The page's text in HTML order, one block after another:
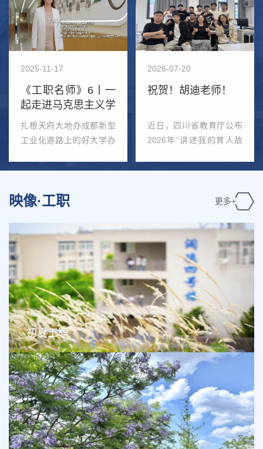
2025-11-17
《工职名师》6丨一
起走进马克思主义学
院！
扎根天府大地办成都新型
工业化道路上的好大学办
都工业职业...
2026-07-20
祝贺！胡迪老师！
近日，四川省教育厅公布
2026年“讲述我的育人故
单，我校信...
2026-05-18
她是国奖获得者杨寓
淋！
繁星似海却在明暗闪烁间
转眸即逝岁月无情只留下
复青春一闪...
2026-06-15
祝贺！全省二等奖！
一面五星红旗一身飒爽戎
装一份矢志坚守近日第八
会操比武在...
2026-05-07
工职人物丨三年“快
进”，他从专科生“逆
袭”成研究生
金秋九月，成都工业职业
技术学院信息工程学院
移动应用开发...
2026-06-06
一纸书信连两代｜轨
敬深耕铁路2...
今年五月，我院收到98届
交通运输专业优秀毕业
李玉彬的手写...
映像·工职 更多+
初夏工职